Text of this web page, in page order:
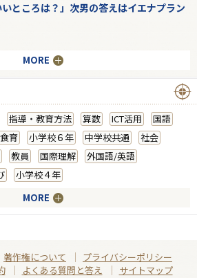
いところは？」次男の答えはイエナプラン
MORE
指導・教育方法 算数 ICT活用
国語
食育 小学校６年 中学校共通
社会
教員 国際理解
外国語/英語
小学校４年
MORE
著作権について
プライバシーポリシー
よくある質問と答え サイトマップ